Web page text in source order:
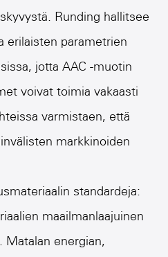
Runding hallitsee
erilaisten parametrien
jotta AAC -muotin
voivat toimia vakaasti
varmistaen, että
markkinoiden
standardeja:
maailmanlaajuinen
Matalan energian,